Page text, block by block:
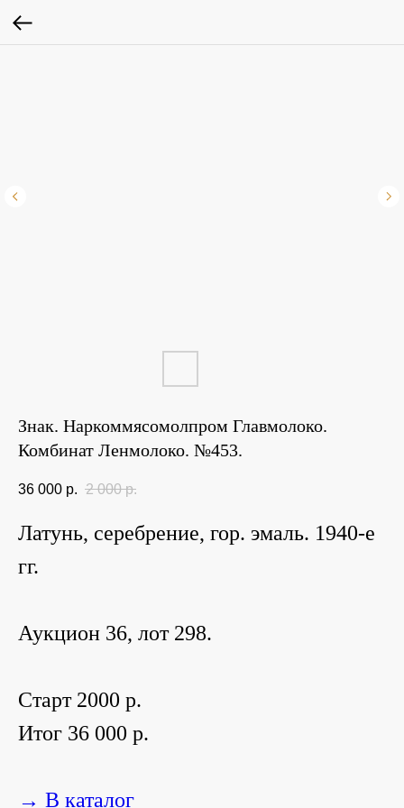
Знак. Наркоммясомолпром Главмолоко.
Комбинат Ленмолоко. №453.
36 000 р. 2 000 р.
Латунь, серебрение, гор. эмаль. 1940-е
гг.
Аукцион 36, лот 298.
Старт 2000 р.
Итог 36 000 р.
→ В каталог